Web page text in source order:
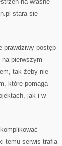
na własne
stara się
prawdziwy postęp
na pierwszym
tak żeby nie
które pomaga
jak i w
temu serwis trafia